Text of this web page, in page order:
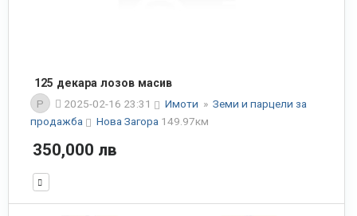
125 декара лозов масив
P
2025-02-16 23:31 Имоти » Земи и парцели за
продажба
Нова Загора 149.97км
350,000 лв